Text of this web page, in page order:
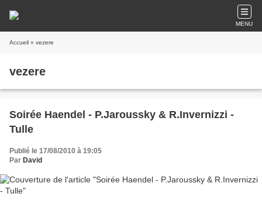
MENU
Accueil » vezere
vezere
Soirée Haendel - P.Jaroussky & R.Invernizzi -
Tulle
Publié le 17/08/2010 à 19:05
Par David